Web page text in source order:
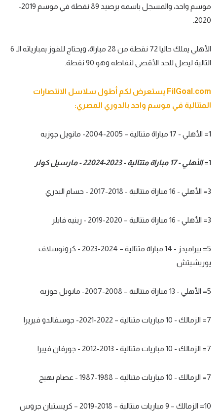
موسم واحد، والمسجل باسمه برصيد 89 نقطة في موسم 2019-
2020.
الأهلي يملك حاليا 72 نقطة من 28 مباراة، ويحتاج للفوز بمبارياته الـ 6
التالية ليصل للحد الأقصى لنقاطه وهو 90 نقطة.
FilGoal.com يستعرض لكم أطول سلاسل الانتصارات
المتتالية في موسم واحد بالدوري المصري:
1= الأهلي - 17 مباراة متتالية – 2005-2004- مانويل جوزيه
1= الأهلي - 17 مباراة متتالية - 2023-22024 - مارسيل كولر
3= الأهلي - 16 مباراة متتالية - 2018-2017 - حسام البدري
3= الأهلي - 16 مباراة متتالية – 2020-2019 - رينيه فايلر
5= بيراميدز - 14 مباراة متتالية – 2024-2023 - كرونوسلاف
يوريشيتش
5= الأهلي - 13 مباراة متتالية – 2008-2007- مانويل جوزيه
7= الزمالك - 10 مباريات متتالية – 2022-2021- جوسفالدو فيريرا
7= الزمالك - 10 مباريات متتالية - 2013-2012 - جورفان فييرا
7= الزمالك - 10 مباريات متتالية – 1988-1987 - عصام بهيج
10= الزمالك – 9 مباريات متتالية – 2018-2019 – كريستيان جروس